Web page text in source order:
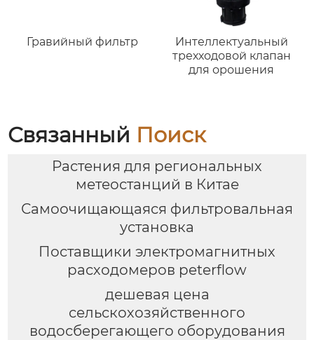
Гравийный фильтр
Интеллектуальный
трехходовой клапан
для орошения
Связанный Поиск
Растения для региональных
метеостанций в Китае
Самоочищающаяся фильтровальная
установка
Поставщики электромагнитных
расходомеров peterflow
дешевая цена
сельскохозяйственного
водосберегающего оборудования